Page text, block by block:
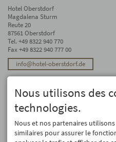
Hotel Oberstdorf
Magdalena Sturm
Reute 20
87561 Oberstdorf
Tel. +49 8322 940 770
Fax +49 8322 940 777 00
info@hotel-oberstdorf.de
We will not forward your email address.
promise! You can unsubscribe at any time.
Registre
Nous utilisons des
technologies.
Nous et nos partenaires
similaires pour assurer le